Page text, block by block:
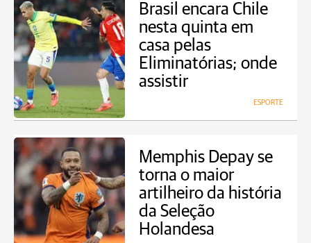
Brasil encara Chile
nesta quinta em
casa pelas
Eliminatórias; onde
assistir
ESPORTE
Memphis Depay se
torna o maior
artilheiro da história
da Seleção
Holandesa